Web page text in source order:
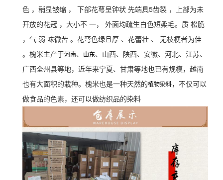
色 ，稍显皱缩 ， 下部花萼呈钟状 先端具5齿裂 ，上部为未
开放的花冠 ，大小不 一， 外面均疏生白色短柔毛。质 松脆
，气 弱 味微苦 。花弯色绿且厚 、花蕾壮 、 无枝梗者为佳
。 槐米主产于河南、 山东、山西、陕西、安徽、河北、江苏、
广西全州县等地，近年来宁夏、甘肃等地也已有规模，越南
也有大面积的栽种。 槐米也是一种天然的植物染料，不仅可以
做食品的色素，还可以做纺织品的染料